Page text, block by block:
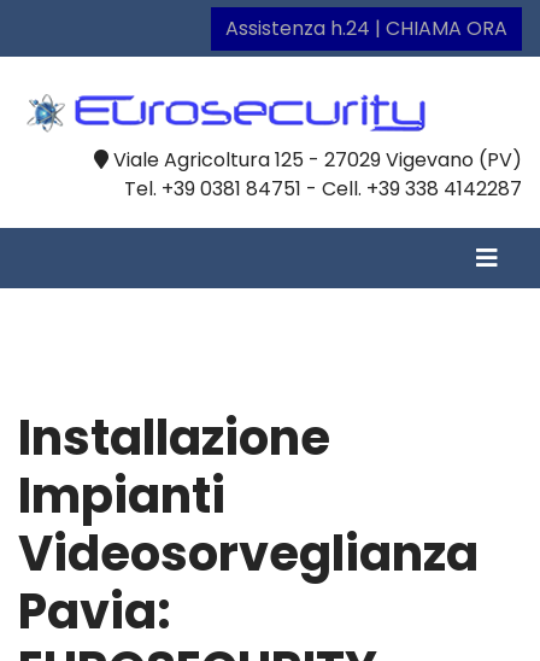
Assistenza h.24 | CHIAMA ORA
Viale Agricoltura 125 - 27029 Vigevano (PV)
Tel. +39 0381 84751 - Cell. +39 338 4142287
Installazione
Impianti
Videosorveglianza
Pavia: